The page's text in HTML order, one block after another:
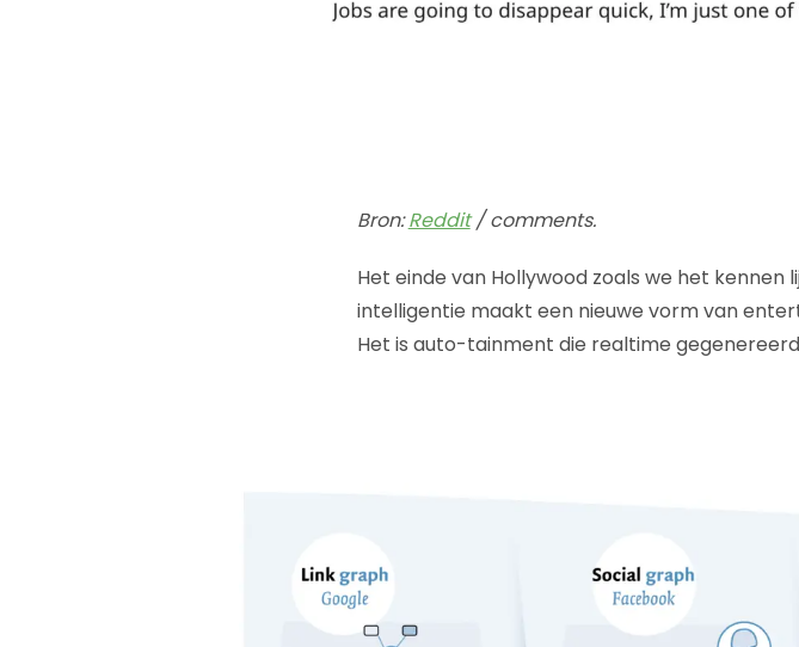
Bron:Reddit/ comments.
Het einde van Hollywood zoals we het
intelligentie maakt een nieuwe vorm van
Het is auto-tainment die realtime